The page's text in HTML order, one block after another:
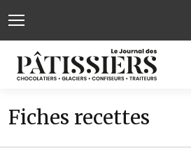
Fiches recettes